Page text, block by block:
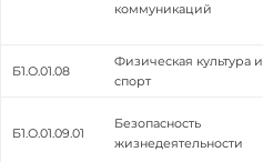
коммуникаций
Б1.О.01.08
Физическая культура и
спорт
Б1.О.01.09.01
Безопасность
жизнедеятельности